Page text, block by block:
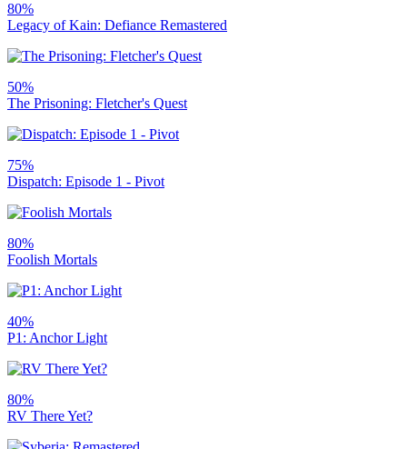
80%
Legacy of Kain: Defiance Remastered
50%
The Prisoning: Fletcher's Quest
75%
Dispatch: Episode 1 - Pivot
80%
Foolish Mortals
40%
P1: Anchor Light
80%
RV There Yet?